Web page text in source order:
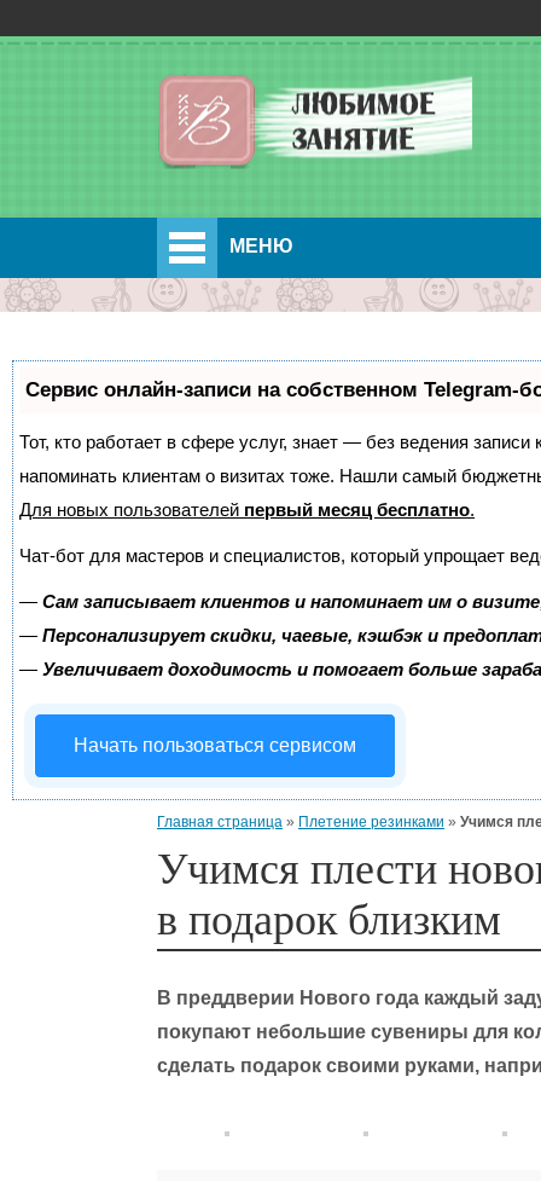
МЕНЮ
Сервис онлайн-записи на собственном Telegram-
Тот, кто работает в сфере услуг, знает — без ведения
напоминать клиентам о визитах тоже. Нашли самый
Для новых пользователей первый месяц бесплатно.
Чат-бот для мастеров и специалистов, который упрощает
— Сам записывает клиентов и напоминает им о
— Персонализирует скидки, чаевые, кэшбэк и
— Увеличивает доходимость и помогает больше
Начать пользоваться сервисом
Главная страница » Плетение резинками » Учимся
Учимся плести
в подарок близким
В преддверии Нового года каждый
покупают небольшие сувениры для
сделать подарок своими руками,